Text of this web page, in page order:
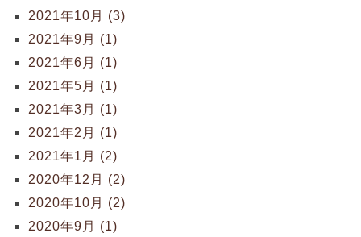
2021年10月 (3)
2021年9月 (1)
2021年6月 (1)
2021年5月 (1)
2021年3月 (1)
2021年2月 (1)
2021年1月 (2)
2020年12月 (2)
2020年10月 (2)
2020年9月 (1)